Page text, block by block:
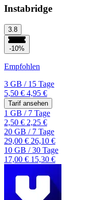
Instabridge
3.8
-10%
Empfohlen
3 GB /15 Tage
5,50 € 4,95 €
Tarif ansehen
1 GB /7 Tage
2,50 € 2,25 €
20 GB /7 Tage
29,00 € 26,10 €
10 GB /30 Tage
17,00 € 15,30 €